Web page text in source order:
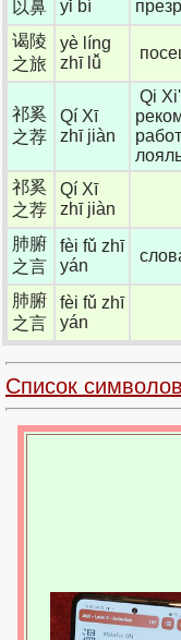
以鼻
yǐ bí
谒陵
之旅
yè líng
zhī lǚ
祁奚
之荐
Qí Xī
zhī jiàn
Qi
祁奚
之荐
Qí Xī
zhī jiàn
肺腑
之言
fèi fǔ zhī
yán
肺腑
之言
fèi fǔ zhī
yán
Список символов